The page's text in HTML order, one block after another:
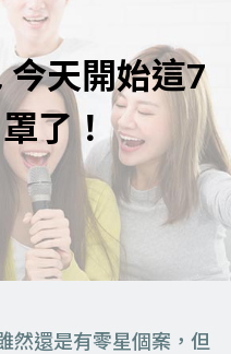
今天開始這7
了！
然還是有零星個案，但